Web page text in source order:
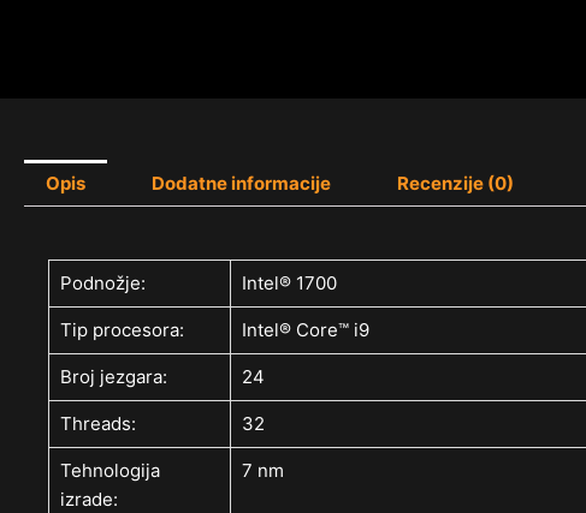
Opis Dodatne informacije Recenzije (0)
Podnožje: Intel® 1700
Tip procesora: Intel® Core™ i9
Broj jezgara: 24
Threads: 32
Tehnologija
izrade:
7 nm